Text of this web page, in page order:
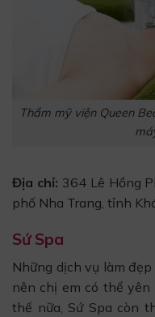
Thẩm mỹ viện Queen
Địa chỉ: 364 Lê Hồng
phố Nha Trang, tỉnh
Sứ Spa
Những dịch vụ làm
nên chị em có thể
thế nữa, Sứ Spa còn